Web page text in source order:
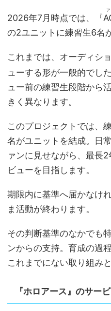
2026年7月時点では、『
の2ユニットに練習生6名
これまでは、オーディシ
ューする形が一般的でし
ュー前の練習生段階から
きく異なります。
このプロジェクトでは、
名がユニットを結成。日
ァンに見せながら、最長
ビューを目指します。
期限内に基準へ届かなけ
ま活動が終わります。
その判断基準のなかでも
ンからの支持。育成の過
これまでにない取り組み
『ホロアース』のサー